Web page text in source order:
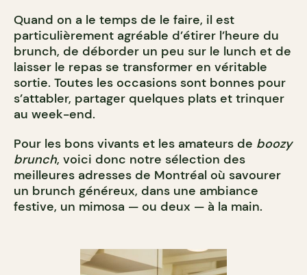
Quand on a le temps de le faire, il est
particulièrement agréable d’étirer l’heure du
brunch, de déborder un peu sur le lunch et de
laisser le repas se transformer en véritable
sortie. Toutes les occasions sont bonnes pour
s’attabler, partager quelques plats et trinquer
au week-end.
Pour les bons vivants et les amateurs de boozy
brunch, voici donc notre sélection des
meilleures adresses de Montréal où savourer
un brunch généreux, dans une ambiance
festive, un mimosa — ou deux — à la main.